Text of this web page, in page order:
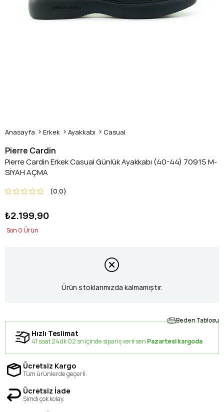
Anasayfa Erkek Ayakkabı Casual
Pierre Cardin
Pierre Cardin Erkek Casual Günlük Ayakkabı (40-44) 70915 M-
SİYAH AÇMA
0.0
₺2.199,90
0
Ürün stoklarımızda kalmamıştır.
Beden Tablosu
Hızlı Teslimat
41 saat 24 dk 01 sn içinde sipariş verirsenPazartesi kargoda
Ücretsiz Kargo
Tüm ürünlerde geçerli.
Ücretsiz İade
Şimdi çok kolay.